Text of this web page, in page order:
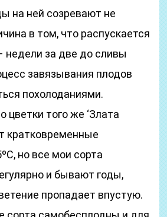
на ней созревают не
в том, что распускается
недели за две до сливы
завязывания плодов
похолоданиями.
цветки того же ‘Злата
кратковременные
но все мои сорта
и бывают годы,
пропадает впустую.